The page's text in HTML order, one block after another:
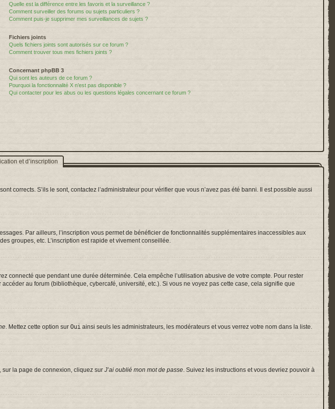
Quelle est la différence entre les favoris et la surveillance ?
Comment surveiller des forums ou sujets particuliers ?
Comment puis-je supprimer mes surveillances de sujets ?
Fichiers joints
Quels fichiers joints sont autorisés sur ce forum ?
Comment trouver tous mes fichiers joints ?
Concernant phpBB 3
Qui sont les auteurs de ce forum ?
Pourquoi la fonctionnalité X n’est pas disponible ?
Qui contacter pour les abus ou les questions légales concernant ce forum ?
et d’inscription
corrects. S’ils le sont, contactez l’administrateur pour vérifier que vous n’avez pas été banni. Il est possible aussi
Par ailleurs, l’inscription vous permet de bénéficier de fonctionnalités supplémentaires inaccessibles aux
groupes, etc. L’inscription est rapide et vivement conseillée.
connecté que pendant une durée déterminée. Cela empêche l’utilisation abusive de votre compte. Pour rester
au forum (bibliothèque, cybercafé, université, etc.). Si vous ne voyez pas cette case, cela signifie que
. Mettez cette option sur Oui ainsi seuls les administrateurs, les modérateurs et vous verrez votre nom dans la liste.
sur la page de connexion, cliquez sur J’ai oublié mon mot de passe. Suivez les instructions et vous devriez pouvoir à